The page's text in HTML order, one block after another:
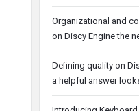
Organizational and
on Discy Engine the
Defining quality on
a helpful answer